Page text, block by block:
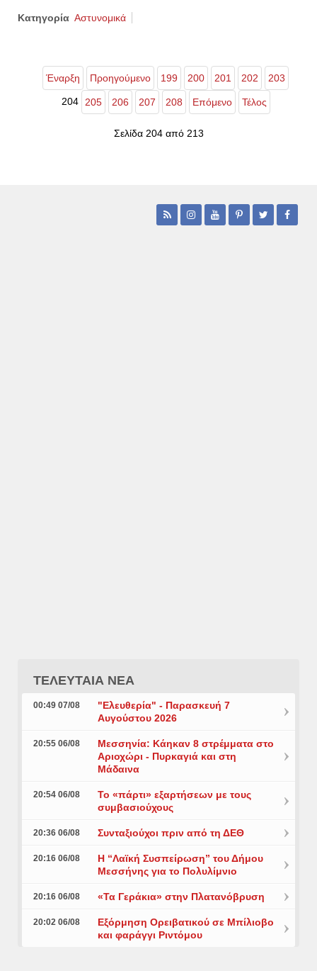
Κατηγορία Αστυνομικά
Έναρξη Προηγούμενο 199 200 201 202 203
204 205 206 207 208 Επόμενο Τέλος
Σελίδα 204 από 213
ΤΕΛΕΥΤΑΙΑ ΝΕΑ
00:49 07/08
"Ελευθερία" - Παρασκευή 7
Αυγούστου 2026
20:55 06/08
Μεσσηνία: Κάηκαν 8 στρέμματα στο
Αριοχώρι - Πυρκαγιά και στη
Μάδαινα
20:54 06/08
Το «πάρτι» εξαρτήσεων με τους
συμβασιούχους
20:36 06/08 Συνταξιούχοι πριν από τη ΔΕΘ
20:16 06/08
Η “Λαϊκή Συσπείρωση” του Δήμου
Μεσσήνης για το Πολυλίμνιο
20:16 06/08 «Τα Γεράκια» στην Πλατανόβρυση
20:02 06/08
Εξόρμηση Ορειβατικού σε Μπίλιοβο
και φαράγγι Ριντόμου